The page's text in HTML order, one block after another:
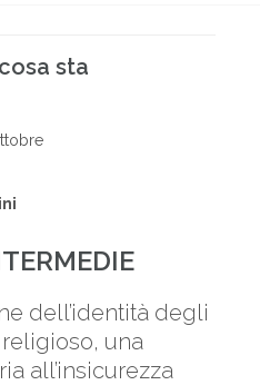
sta
dell’identità degli
una
all’insicurezza